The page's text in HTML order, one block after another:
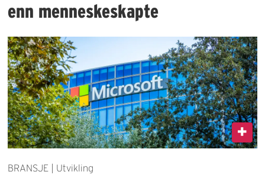
enn menneskeskapte
BRANSJE | Utvikling